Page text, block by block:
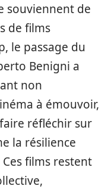
souviennent de
de films
le passage du
Benigni a
non
à émouvoir,
réfléchir sur
la résilience
films restent